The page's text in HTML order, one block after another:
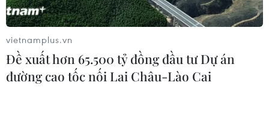
vietnamplus.vn
Đề xuất hơn 65.500 tỷ đồng đầu tư Dự án
đường cao tốc nối Lai Châu-Lào Cai